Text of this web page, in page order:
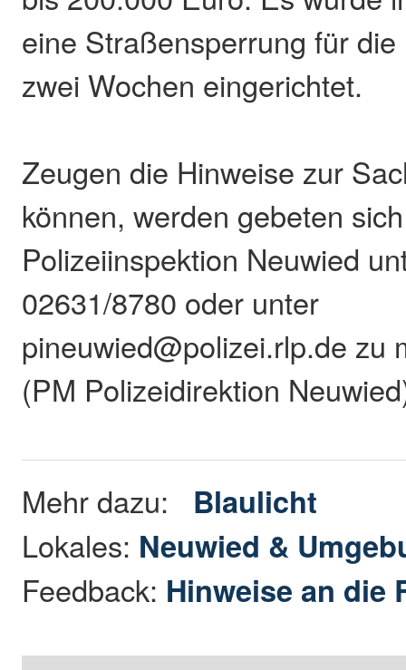
eine Straßensperrung für
zwei Wochen eingerichtet.
Zeugen die Hinweise zur
können, werden gebeten
Polizeiinspektion Neuwied
02631/8780 oder unter
pineuwied@polizei.rlp.de zu
(PM Polizeidirektion
Mehr dazu: Blaulicht
Lokales: Neuwied &
Feedback: Hinweise an die